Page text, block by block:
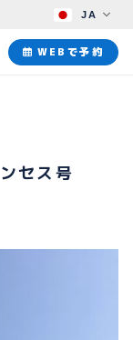
JA
WEBで予約
セス号